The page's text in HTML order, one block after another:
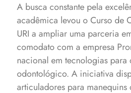
A busca constante pela
acadêmica levou o Curso de
URI a ampliar uma parceria
comodato com a empresa
nacional em tecnologias para
odontológico. A iniciativa
articuladores para